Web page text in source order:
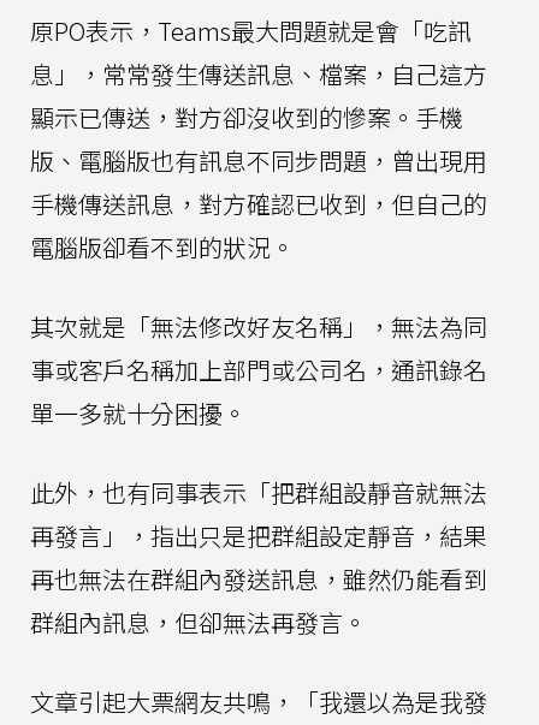
原PO表示，Teams最大問題就是會「吃訊
息」，常常發生傳送訊息、檔案，自己這方
顯示已傳送，對方卻沒收到的慘案。手機
版、電腦版也有訊息不同步問題，曾出現用
手機傳送訊息，對方確認已收到，但自己的
電腦版卻看不到的狀況。
其次就是「無法修改好友名稱」，無法為同
事或客戶名稱加上部門或公司名，通訊錄名
單一多就十分困擾。
此外，也有同事表示「把群組設靜音就無法
再發言」，指出只是把群組設定靜音，結果
再也無法在群組內發送訊息，雖然仍能看到
群組內訊息，但卻無法再發言。
文章引起大票網友共鳴，「我還以為是我發